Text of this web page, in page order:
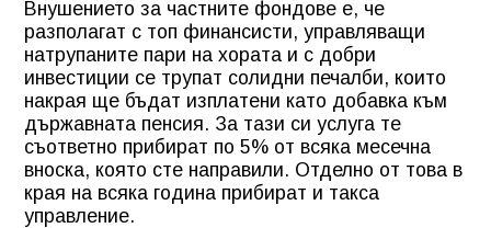
Внушението за частните фондове е, че
разполагат с топ финансисти, управляващи
натрупаните пари на хората и с добри
инвестиции се трупат солидни печалби, които
накрая ще бъдат изплатени като добавка към
държавната пенсия. За тази си услуга те
съответно прибират по 5% от всяка месечна
вноска, която сте направили. Отделно от това в
края на всяка година прибират и такса
управление.